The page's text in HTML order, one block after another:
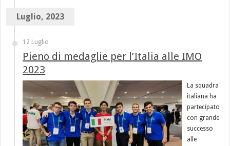
Luglio, 2023
12 Luglio
Pieno di medaglie per l’Italia alle IMO
2023
La squadra
italiana ha
partecipato
con grande
successo
alle